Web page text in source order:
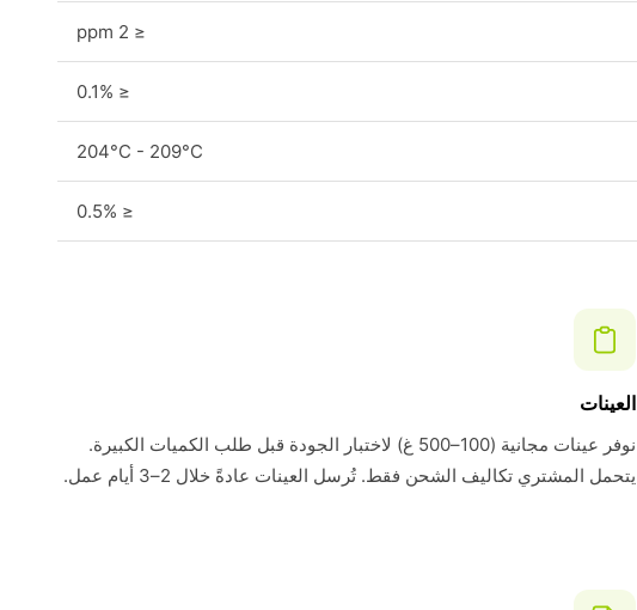
≤ 2 ppm
≤ 0.1%
204°C - 209°C
≤ 0.5%
العينات
نوفر عينات مجانية (100–500 غ) لاختبار الجودة قبل طلب الكميات الكبيرة.
يتحمل المشتري تكاليف الشحن فقط. تُرسل العينات عادةً خلال 2–3 أيام عمل.